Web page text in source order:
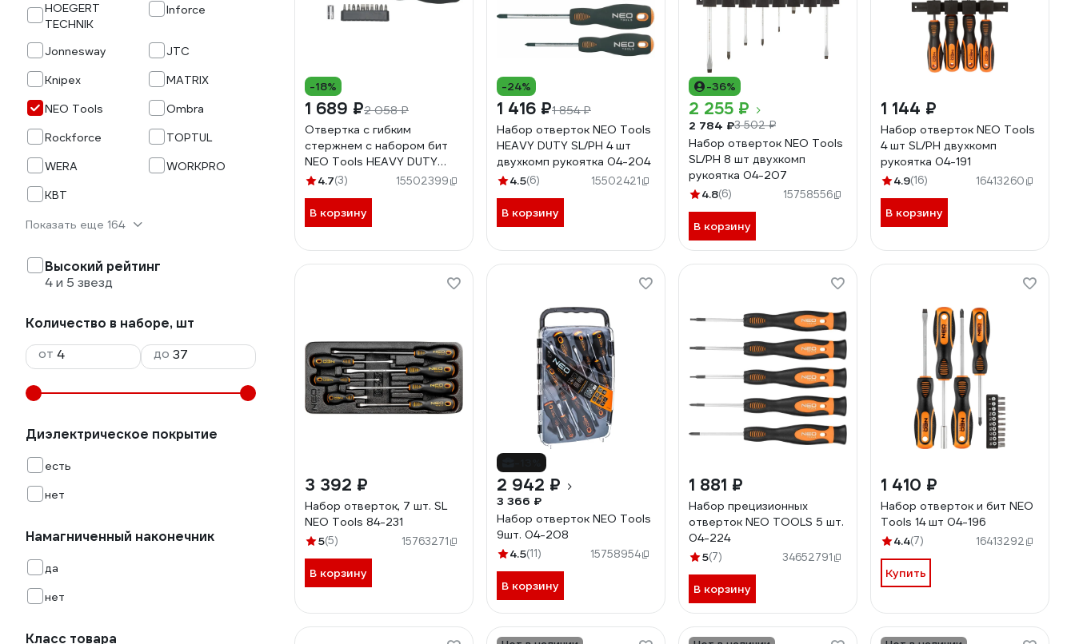
HOEGERT
TECHNIK
Inforce
Jonnesway
JTC
Knipex
MATRIX
NEO Tools
Ombra
Rockforce
TOPTUL
WERA
WORKPRO
КВТ
Показать еще 164
Высокий рейтинг
4 и 5 звезд
Количество в наборе, шт
от
до
Диэлектрическое покрытие
есть
нет
Намагниченный наконечник
да
нет
Класс товара
-18%
1 689 ₽2 058 ₽
Отвертка с гибким
стержнем с набором бит
NEO Tools HEAVY DUTY
CrMo 12 шт 04-212
4.7(3) 15502399
В корзину
-24%
1 416 ₽1 854 ₽
Набор отверток NEO Tools
HEAVY DUTY SL/PH 4 шт
двухкомп рукоятка 04-204
4.5(6) 15502421
В корзину
-36%
2 255 ₽
2 784 ₽3 502 ₽
Набор отверток NEO Tools
SL/PH 8 шт двухкомп
рукоятка 04-207
4.8(6) 15758556
В корзину
1 144 ₽
Набор отверток NEO Tools
4 шт SL/PH двухкомп
рукоятка 04-191
4.9(16) 16413260
В корзину
3 392 ₽
Набор отверток, 7 шт. SL
NEO Tools 84-231
5(5) 15763271
В корзину
2 942 ₽
3 366 ₽
Набор отверток NEO Tools
9шт. 04-208
4.5(11) 15758954
В корзину
1 881 ₽
Набор прецизионных
отверток NEO TOOLS 5 шт.
04-224
5(7) 34652791
В корзину
1 410 ₽
Набор отверток и бит NEO
Tools 14 шт 04-196
4.4(7) 16413292
Купить